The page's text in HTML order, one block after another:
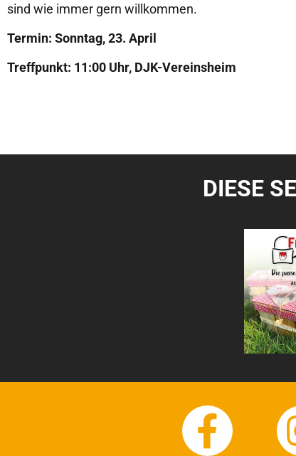
sind wie immer gern willkommen.
Termin: Sonntag, 23. April
Treffpunkt: 11:00 Uhr, DJK-Vereinsheim
DIESE